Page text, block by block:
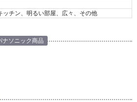
ッチン、明るい部屋、広々、その他
ナソニック商品